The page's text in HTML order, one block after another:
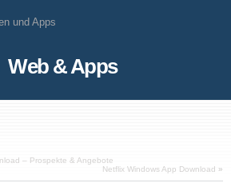
und Apps
Web & Apps
– Prospekte & Angebote
Netflix Windows App Download »